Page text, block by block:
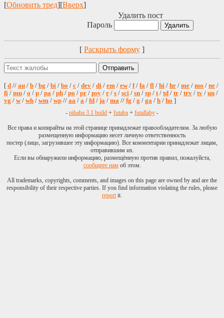
[Обновить тред][Вверх]
Удалить пост
Пароль
[ Раскрыть форму ]
[ d // au / b / bg / bi / bo / c / dev / di / em / ew/ f/ fa / fl / hi / hr / me / mo / ne /
fi / mu / o / p / pa / ph / po / pr / psy / r / s / sci / sn / sp / t/ td / tr / trv / tv / un /
vg / w/ wh / wm / wp // aa / a / fd / ja / ma // fg / g / ga / h / ho ]
- pihaba 3.1 build + futaba + futallaby -
Все права и копирайты на этой странице принадлежат правообладателям. За любую
размещенную информацию несет личную ответственность
постер (лицо, загрузившее эту информацию). Все комментарии принадлежат лицам,
отправившим их.
Если вы обнаружили информацию, размещённую против правил, пожалуйста,
сообщите намоб этом.
All trademarks, copyrights, comments, and images on this page are owned by and are the
responsibility of their respective parties. If you find information violating the rules, please
reportit.